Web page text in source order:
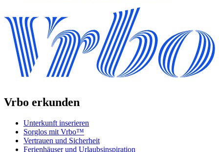
Vrbo erkunden
Unterkunft inserieren
Sorglos mit Vrbo™
Vertrauen und Sicherheit
Ferienhäuser und Urlaubsinspiration